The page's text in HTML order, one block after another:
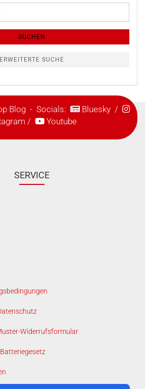
SUCHEN
ERWEITERTE SUCHE
Blog- Socials: Bluesky/
/ Youtube
SERVICE
Widerrufsformular